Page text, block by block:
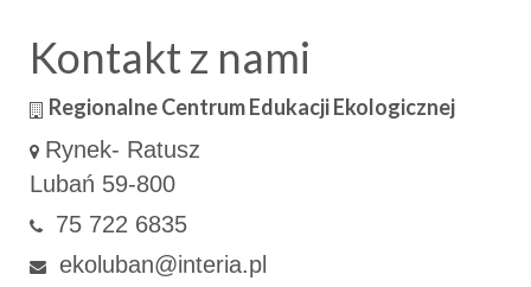
Kontakt z nami
Regionalne Centrum Edukacji Ekologicznej
Rynek- Ratusz
Lubań 59-800
75 722 6835
ekoluban@interia.pl